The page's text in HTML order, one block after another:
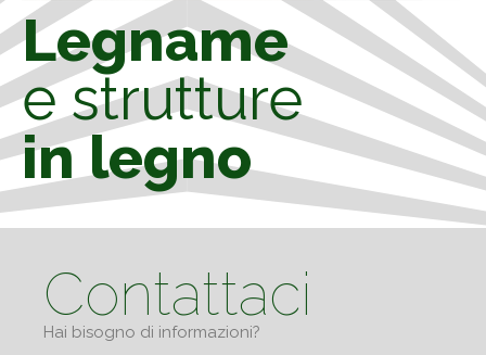
Legname
e strutture
in legno
Contattaci
Hai bisogno di informazioni?